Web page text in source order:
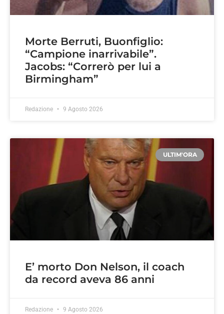
Morte Berruti, Buonfiglio:
“Campione inarrivabile”.
Jacobs: “Correrò per lui a
Birmingham”
Redazione 9 Agosto 2026
ULTIM'ORA
E’ morto Don Nelson, il coach
da record aveva 86 anni
Redazione 9 Agosto 2026